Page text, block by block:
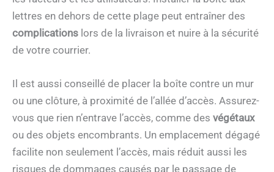
lettres en dehors de cette plage peut entraîner des
complications lors de la livraison et nuire à la sécurité
de votre courrier.
Il est aussi conseillé de placer la boîte contre un mur
ou une clôture, à proximité de l’allée d’accès. Assurez-
vous que rien n’entrave l’accès, comme des végétaux
ou des objets encombrants. Un emplacement dégagé
facilite non seulement l’accès, mais réduit aussi les
risques de dommages causés par le passage de